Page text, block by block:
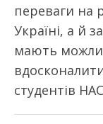
переваги на
Україні, а й
мають
студентів